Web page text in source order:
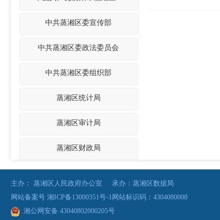
中共蒸湘区委宣传部
中共蒸湘区委政法委员会
中共蒸湘区委组织部
蒸湘区统计局
蒸湘区审计局
蒸湘区财政局
蒸湘区老干部服务中心
主办： 蒸湘区人民政府办公室
承办：蒸湘区数据局
网站备案号 湘ICP备13000351号-1 网站标识码：4304080008
湘公网安备 43040802000205号